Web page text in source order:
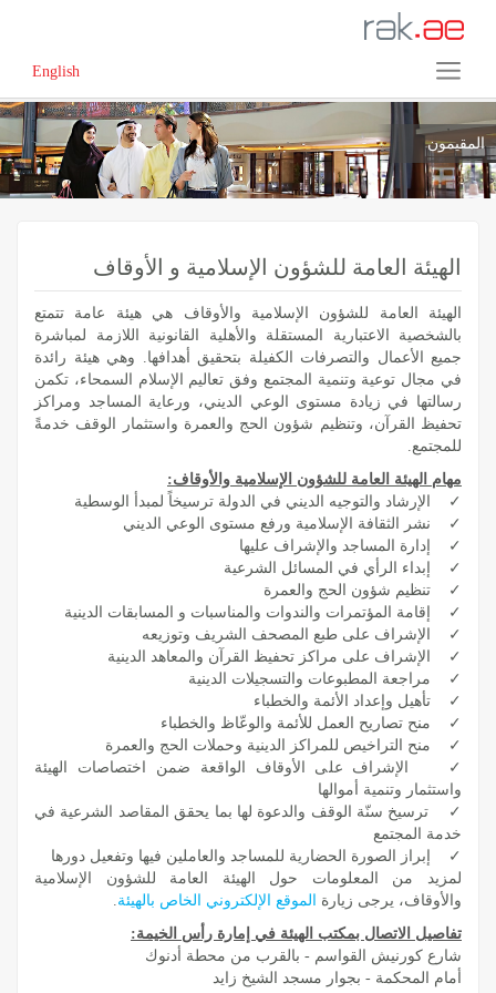
English
المقيمون
الهيئة العامة للشؤون الإسلامية و الأوقاف
الهيئة العامة للشؤون الإسلامية والأوقاف هي هيئة عامة تتمتع
بالشخصية الاعتبارية المستقلة والأهلية القانونية اللازمة لمباشرة
جميع الأعمال والتصرفات الكفيلة بتحقيق أهدافها. وهي هيئة رائدة
في مجال توعية وتنمية المجتمع وفق تعاليم الإسلام السمحاء، تكمن
رسالتها في زيادة مستوى الوعي الديني، ورعاية المساجد ومراكز
تحفيظ القرآن، وتنظيم شؤون الحج والعمرة واستثمار الوقف خدمةً
للمجتمع.
مهام الهيئة العامة للشؤون الإسلامية والأوقاف:
✓ الإرشاد والتوجيه الديني في الدولة ترسيخاً لمبدأ الوسطية
✓ نشر الثقافة الإسلامية ورفع مستوى الوعي الديني
✓ إدارة المساجد والإشراف عليها
✓ إبداء الرأي في المسائل الشرعية
✓ تنظيم شؤون الحج والعمرة
✓ إقامة المؤتمرات والندوات والمناسبات و المسابقات الدينية
✓ الإشراف على طبع المصحف الشريف وتوزيعه
✓ الإشراف على مراكز تحفيظ القرآن والمعاهد الدينية
✓ مراجعة المطبوعات والتسجيلات الدينية
✓ تأهيل وإعداد الأئمة والخطباء
✓ منح تصاريح العمل للأئمة والوعّاظ والخطباء
✓ منح التراخيص للمراكز الدينية وحملات الحج والعمرة
✓ الإشراف على الأوقاف الواقعة ضمن اختصاصات الهيئة
واستثمار وتنمية أموالها
✓ ترسيخ سنّة الوقف والدعوة لها بما يحقق المقاصد الشرعية في
خدمة المجتمع
✓ إبراز الصورة الحضارية للمساجد والعاملين فيها وتفعيل دورها
لمزيد من المعلومات حول الهيئة العامة للشؤون الإسلامية
والأوقاف، يرجى زيارة
الموقع الإلكتروني الخاص بالهيئة.
تفاصيل الاتصال بمكتب الهيئة في إمارة رأس الخيمة:
شارع كورنيش القواسم - بالقرب من محطة أدنوك
أمام المحكمة - بجوار مسجد الشيخ زايد